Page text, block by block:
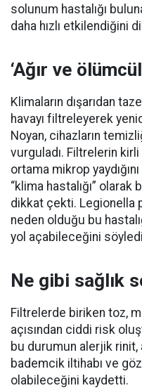
solunum hastalığı
daha hızlı etkilendiğini
‘Ağır ve
Klimaların dışarıdan
havayı filtreleyerek
Noyan, cihazların
vurguladı. Filtrelerin kirli
ortama mikrop
“klima hastalığı” olarak
dikkat çekti. Legionella
neden olduğu bu
yol açabileceğini
Ne gibi sağlık
Filtrelerde biriken toz,
açısından ciddi risk
bu durumun alerjik rinit,
bademcik iltihabı ve
olabileceğini kaydetti.